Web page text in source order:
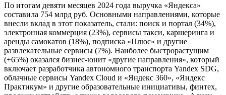
По итогам девяти месяцев 2024 года выручка «Яндекса»
составила 754 млрд руб. Основными направлениями, которые
внесли вклад в этот показатель, стали: поиск и портал (34%),
электронная коммерция (23%), сервисы такси, каршеринга и
аренды самокатов (18%), подписка «Плюс» и другие
развлекательные сервисы (7%). Наиболее быстрорастущим
(+65%) оказался бизнес-юнит «другие направления», который
включает разработчика автономного транспорта Yandex SDG,
облачные сервисы Yandex Cloud и «Яндекс 360», «Яндекс
Практикум» и другие образовательные инициативы, финтех,